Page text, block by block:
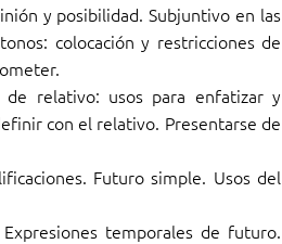
y posibilidad. Subjuntivo en las
colocación y restricciones de
de relativo: usos para enfatizar y
con el relativo. Presentarse de
Futuro simple. Usos del
temporales de futuro.